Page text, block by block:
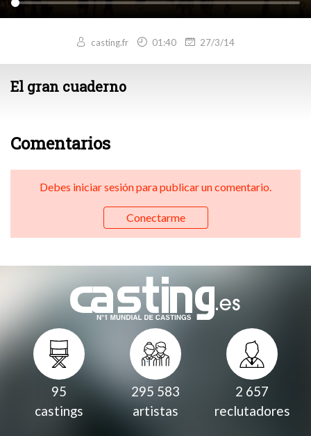
casting.fr 01:40 27/3/14
El gran cuaderno
Comentarios
Debes iniciar sesión para publicar un comentario.
Conectarme
95
castings
295 583
artistas
2 657
reclutadores